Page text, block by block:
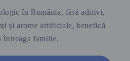
în România, fără aditivi,
și arome artificiale, benefică
întreaga familie.